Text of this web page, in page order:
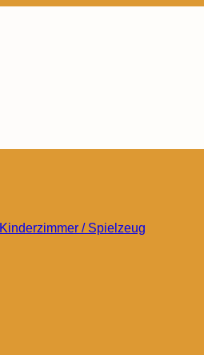
Kinderzimmer / Spielzeug